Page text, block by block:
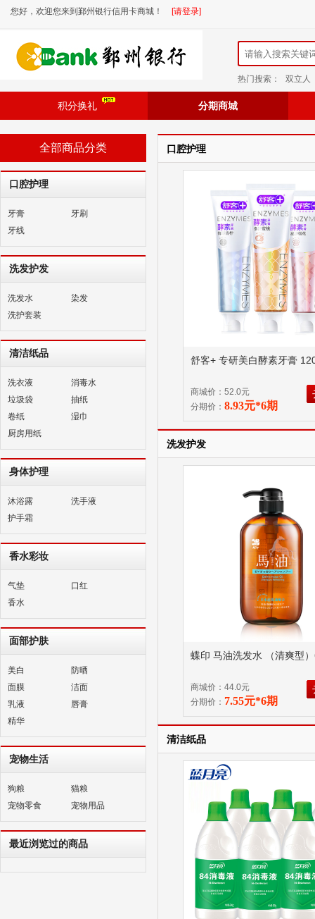
您好，欢迎您来到鄞州银行信用卡商城！ [请登录]
热门搜索： 双立人
积分换礼 分期商城
全部商品分类
口腔护理
牙膏
牙刷
牙线
洗发护发
洗发水
染发
洗护套装
清洁纸品
洗衣液
消毒水
垃圾袋
抽纸
卷纸
湿巾
厨房用纸
身体护理
沐浴露
洗手液
护手霜
香水彩妆
气垫
口红
香水
面部护肤
美白
防晒
面膜
洁面
乳液
唇膏
精华
宠物生活
狗粮
猫粮
宠物零食
宠物用品
最近浏览过的商品
口腔护理
舒客+ 专研美白酵素牙膏
商城价：52.0元
分期价： 8.93元*6期
洗发护发
蝶印 马油洗发水 （清爽型
商城价：44.0元
分期价： 7.55元*6期
清洁纸品